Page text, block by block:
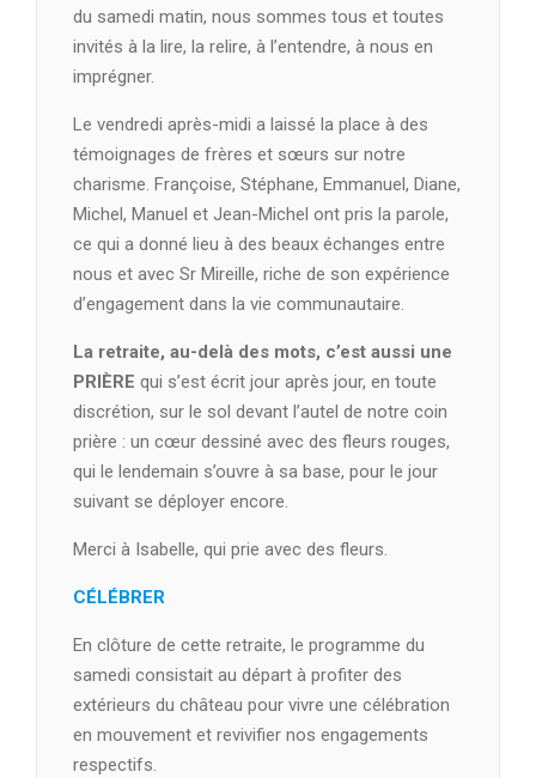
du samedi matin, nous sommes tous et toutes
invités à la lire, la relire, à l’entendre, à nous en
imprégner.
Le vendredi après-midi a laissé la place à des
témoignages de frères et sœurs sur notre
charisme. Françoise, Stéphane, Emmanuel, Diane,
Michel, Manuel et Jean-Michel ont pris la parole,
ce qui a donné lieu à des beaux échanges entre
nous et avec Sr Mireille, riche de son expérience
d’engagement dans la vie communautaire.
La retraite, au-delà des mots, c’est aussi une
PRIÈRE qui s’est écrit jour après jour, en toute
discrétion, sur le sol devant l’autel de notre coin
prière : un cœur dessiné avec des fleurs rouges,
qui le lendemain s’ouvre à sa base, pour le jour
suivant se déployer encore.
Merci à Isabelle, qui prie avec des fleurs.
CÉLÉBRER
En clôture de cette retraite, le programme du
samedi consistait au départ à profiter des
extérieurs du château pour vivre une célébration
en mouvement et revivifier nos engagements
respectifs.